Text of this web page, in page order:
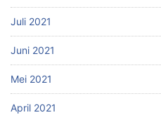
Juli 2021
Juni 2021
Mei 2021
April 2021